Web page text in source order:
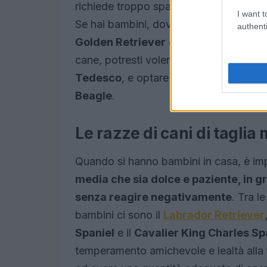
I want
richiede troppo spazio, come il
Se hai bambini, dovresti scegliere
Golden Retriever o il
cane, potresti voler evitare razze
Tedesco, e optare per una razza più
Beagle.
Le razze di cani di taglia
Quando si hanno bambini in casa, è
media che sia dolce e paziente, in
senza reagire negativamente. Tra
bambini ci sono il Labrador Retriever
Spaniel e il Cavalier King Charles
temperamento amichevole e lealtà